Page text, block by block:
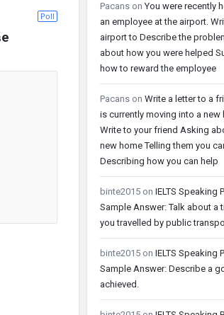
Poll
Pacans onYou were recently
an employee at the airport.
airport to Describe the
about how you were helped
how to reward the employee
Pacans on Write a letter to a
is currently moving into a new
Write to your friend Asking
new home Telling them you
Describing how you can help
binte2015 on IELTS Speaking
Sample Answer: Talk about a
you travelled by public
binte2015 on IELTS Speaking
Sample Answer: Describe a
achieved.